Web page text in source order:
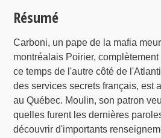
Résumé
Carboni, un pape de la mafia
montréalais Poirier,
ce temps de l'autre côté de
des services secrets français, est
au Québec. Moulin, son patron
quelles furent les dernières
découvrir d'importants